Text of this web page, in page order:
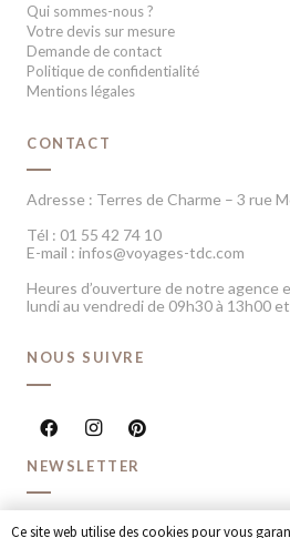
Qui sommes-nous ?
Votre devis sur mesure
Demande de contact
Politique de confidentialité
Mentions légales
CONTACT
Adresse : Terres de Charme – 3 rue
Tél : 01 55 42 74 10
E-mail : infos@voyages-tdc.com
Heures d’ouverture de notre agence
lundi au vendredi de 09h30 à 13h00
NOUS SUIVRE
NEWSLETTER
Recevoir chaque mois nos dernières
Ce site web utilise des cookies pour vous